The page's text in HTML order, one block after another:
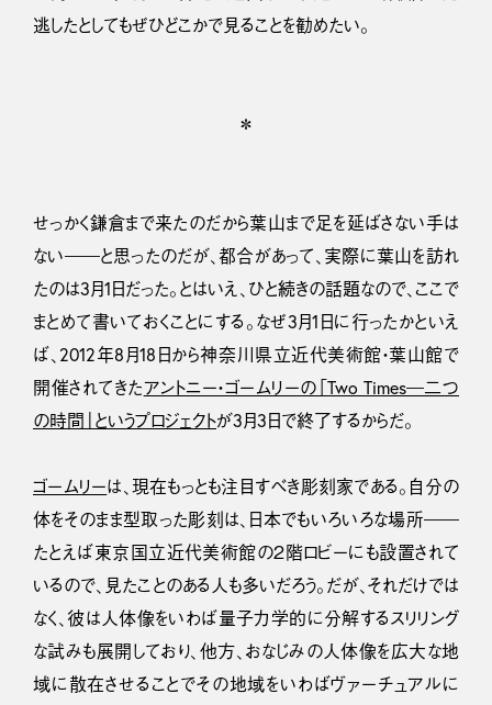
逃したとしてもぜひどこかで見ることを勧めたい。
＊
せっかく鎌倉まで来たのだから葉山まで足を延ばさない手は
ない――と思ったのだが、都合があって、実際に葉山を訪れ
たのは3月1日だった。とはいえ、ひと続きの話題なので、ここで
まとめて書いておくことにする。なぜ3月1日に行ったかといえ
ば、2012年8月18日から神奈川県立近代美術館・葉山館で
開催されてきたアントニー・ゴームリーの「Two Times―二つ
の時間」というプロジェクトが3月3日で終了するからだ。
ゴームリーは、現在もっとも注目すべき彫刻家である。自分の
体をそのまま型取った彫刻は、日本でもいろいろな場所――
たとえば東京国立近代美術館の２階ロビーにも設置されて
いるので、見たことのある人も多いだろう。だが、それだけでは
なく、彼は人体像をいわば量子力学的に分解するスリリング
な試みも展開しており、他方、おなじみの人体像を広大な地
域に散在させることでその地域をいわばヴァーチュアルに